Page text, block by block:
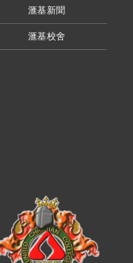
滙基新聞
滙基校舍